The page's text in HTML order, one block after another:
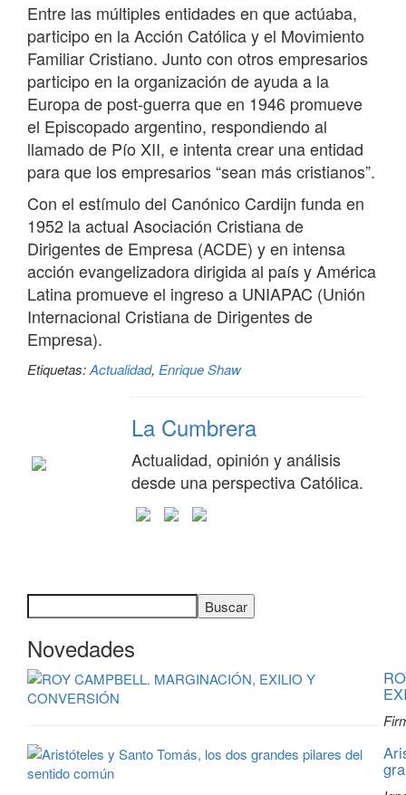
Entre las múltiples entidades en que actúaba,
participo en la Acción Católica y el Movimiento
Familiar Cristiano. Junto con otros empresarios
participo en la organización de ayuda a la
Europa de post-guerra que en 1946 promueve
el Episcopado argentino, respondiendo al
llamado de Pío XII, e intenta crear una entidad
para que los empresarios “sean más cristianos”.
Con el estímulo del Canónico Cardijn funda en
1952 la actual Asociación Cristiana de
Dirigentes de Empresa (ACDE) y en intensa
acción evangelizadora dirigida al país y América
Latina promueve el ingreso a UNIAPAC (Unión
Internacional Cristiana de Dirigentes de
Empresa).
Etiquetas:Actualidad, Enrique Shaw
La Cumbrera
Actualidad, opinión y análisis
desde una perspectiva Católica.
Buscar
Novedades